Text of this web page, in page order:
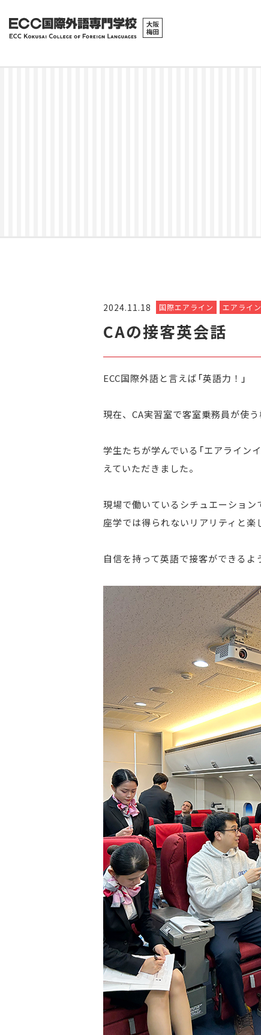
2024.11.18 国際エアライン エアライン
CAの接客英会話
ECC国際外語と言えば「英語力！」
現在、CA実習室で客室乗務員が使
学生たちが学んでいる「エアライン
えていただきました。
現場で働いているシチュエーション
座学では得られないリアリティと楽
自信を持って英語で接客ができる